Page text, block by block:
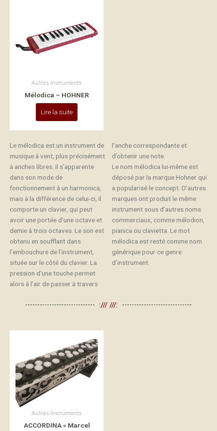
Autres Instruments
Mélodica – HOHNER
Lire la suite
Le mélodica est un instrument de
musique à vent, plus précisément
à anches libres. Il s’apparente
dans son mode de
fonctionnement à un harmonica,
mais à la différence de celui-ci, il
comporte un clavier, qui peut
avoir une portée d’une octave et
demie à trois octaves. Le son est
obtenu en soufflant dans
l’embouchure de l’instrument,
située sur le côté du clavier. La
pression d’une touche permet
alors à l’air de passer à travers
l’anche correspondante et
d’obtenir une note.
Le nom mélodica lui-même est
déposé par la marque Hohner qui
a popularisé le concept. D’autres
marques ont produit le même
instrument sous d’autres noms
commerciaux, comme mélodion,
pianica ou clavietta. Le mot
mélodica est resté comme nom
générique pour ce genre
d’instrument.
:/// ///:
Autres Instruments
ACCORDINA « Marcel